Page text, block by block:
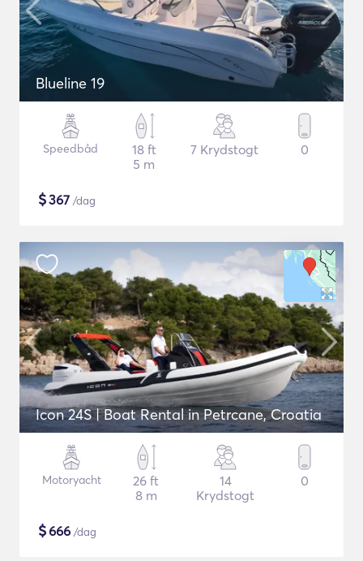
Blueline 19
Speedbåd
18 ft
5 m
7 Krydstogt 0
$367 /dag
Icon 24S | Boat Rental in Petrcane, Croatia
Motoryacht
26 ft
8 m
14
Krydstogt
0
$666 /dag